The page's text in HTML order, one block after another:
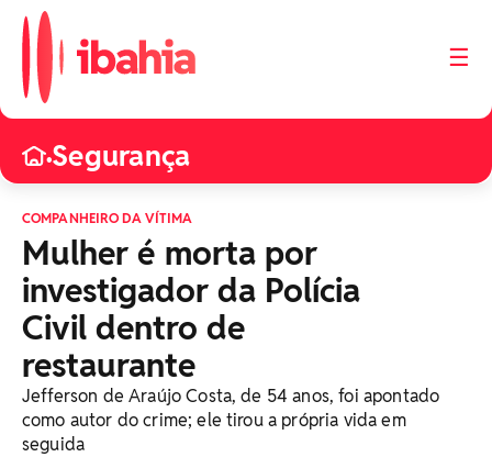
☰
•Segurança
COMPANHEIRO DA VÍTIMA
Mulher é morta por
investigador da Polícia
Civil dentro de
restaurante
Jefferson de Araújo Costa, de 54 anos, foi apontado
como autor do crime; ele tirou a própria vida em
seguida